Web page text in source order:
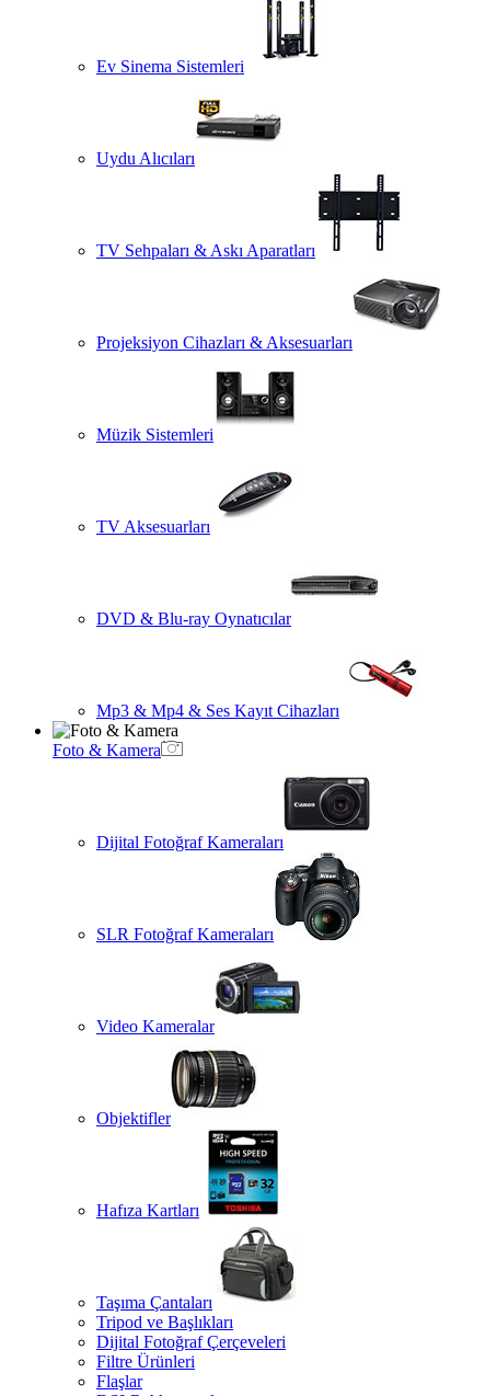
Ev Sinema Sistemleri
Uydu Alıcıları
TV Sehpaları & Askı Aparatları
Projeksiyon Cihazları & Aksesuarları
Müzik Sistemleri
TV Aksesuarları
DVD & Blu-ray Oynatıcılar
Mp3 & Mp4 & Ses Kayıt Cihazları
Foto & Kamera
Dijital Fotoğraf Kameraları
SLR Fotoğraf Kameraları
Video Kameralar
Objektifler
Hafıza Kartları
Taşıma Çantaları
Tripod ve Başlıkları
Dijital Fotoğraf Çerçeveleri
Filtre Ürünleri
Flaşlar